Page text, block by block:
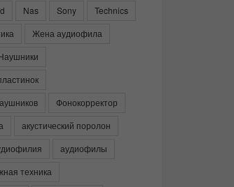
Nas Sony
Technics
Жена аудиофила
Фонокорректор
акустический поролон
аудиофилы
техника